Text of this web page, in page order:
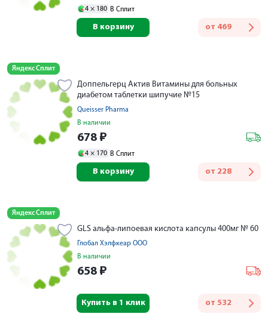
4 × 180 В Сплит
от 469
В корзину
Яндекс Сплит
Доппельгерц Актив Витамины для больных
диабетом таблетки шипучие №15
Queisser Pharma
В наличии
678 ₽
4 × 170 В Сплит
от 228
В корзину
Яндекс Сплит
GLS альфа-липоевая кислота капсулы 400мг № 60
Глобал Хэлфкеар ООО
В наличии
658 ₽
от 532
Купить в 1 клик